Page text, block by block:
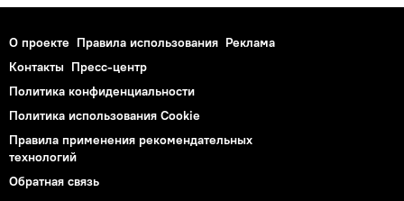
О проекте Правила использования Реклама
Контакты Пресс-центр
Политика конфиденциальности
Политика использования Cookie
Правила применения рекомендательных
технологий
Обратная связь